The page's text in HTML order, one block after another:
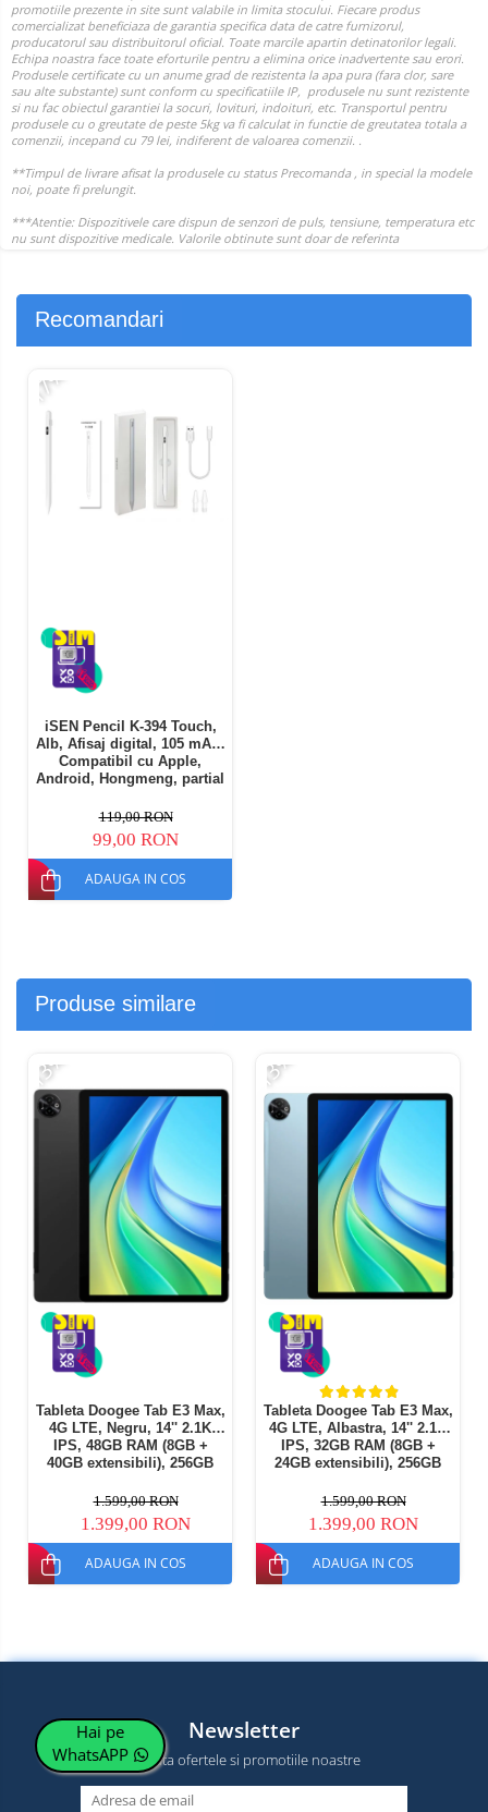
Recomandari
-17%
iSEN Pencil K-394 Touch,
Alb, Afisaj digital, 105 mAh,
Compatibil cu Apple,
Android, Hongmeng, partial
119,00 RON
99,00 RON
ADAUGA IN COS
Produse similare
-13%
Tableta Doogee Tab E3 Max,
4G LTE, Negru, 14'' 2.1K
IPS, 48GB RAM (8GB +
40GB extensibili), 256GB
15, Helio G99, 13500mAh,
18W, Deblocare faciala, Wi-
Fi 5, Dual SIM Hibrid
1.599,00 RON
1.399,00 RON
ADAUGA IN COS
-13%
Tableta Doogee Tab E3 Max,
4G LTE, Albastra, 14'' 2.1K
IPS, 32GB RAM (8GB +
24GB extensibili), 256GB
15, Helio G99, 13500mAh,
18W, Deblocare faciala, Wi-
Fi 5, Dual SIM Hibrid
1.599,00 RON
1.399,00 RON
ADAUGA IN COS
Newsletter
Nu rata ofertele si promotiile noastre
Hai pe
WhatsAPP